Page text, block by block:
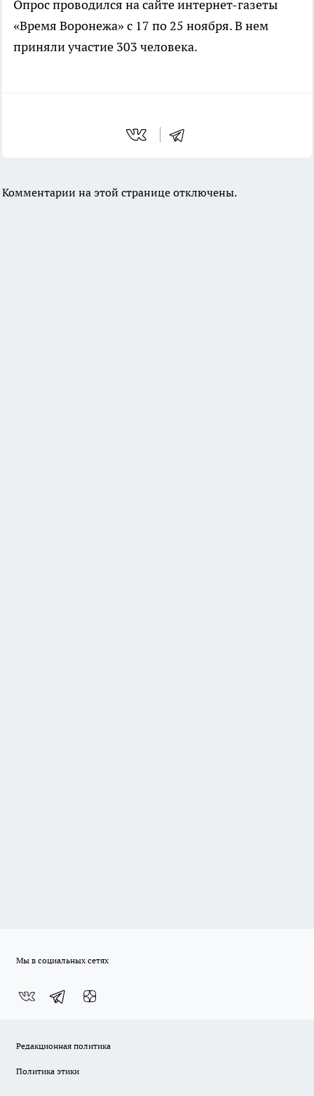
Опрос проводился на сайтеинтернет-газеты
«Время Воронежа» с 17 по 25 ноября. В нем
приняли участие 303 человека.
Комментарии на этой странице отключены.
Мы в социальных сетях
Редакционная политика
Политика этики